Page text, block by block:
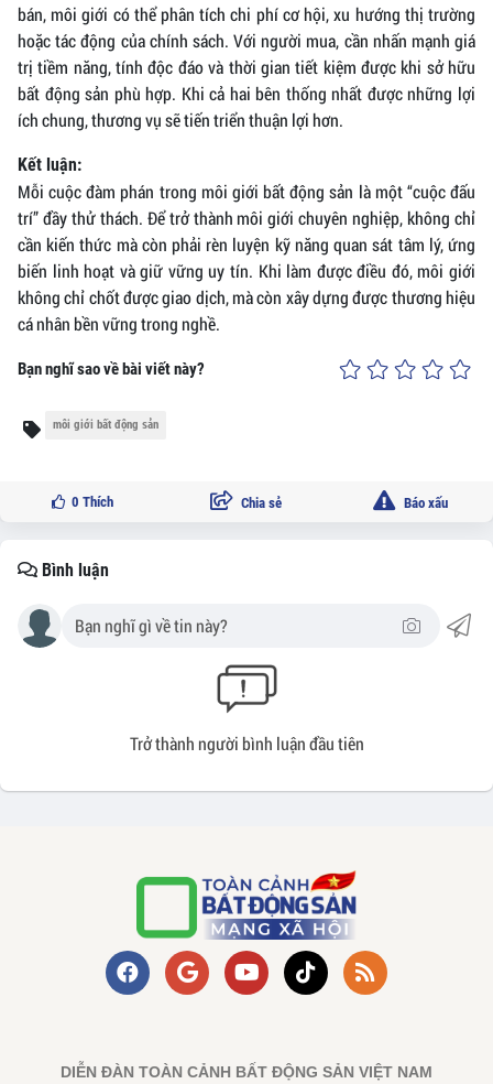
bán, môi giới có thể phân tích chi phí cơ hội, xu hướng thị trường
hoặc tác động của chính sách. Với người mua, cần nhấn mạnh giá
trị tiềm năng, tính độc đáo và thời gian tiết kiệm được khi sở hữu
bất động sản phù hợp. Khi cả hai bên thống nhất được những lợi
ích chung, thương vụ sẽ tiến triển thuận lợi hơn.
Kết luận:
Mỗi cuộc đàm phán trong môi giới bất động sản là một “cuộc đấu
trí” đầy thử thách. Để trở thành môi giới chuyên nghiệp, không chỉ
cần kiến thức mà còn phải rèn luyện kỹ năng quan sát tâm lý, ứng
biến linh hoạt và giữ vững uy tín. Khi làm được điều đó, môi giới
không chỉ chốt được giao dịch, mà còn xây dựng được thương hiệu
cá nhân bền vững trong nghề.
Bạn nghĩ sao về bài viết này?
môi giới bất động sản
0 Thích Chia sẻ Báo xấu
Bình luận
Trở thành người bình luận đầu tiên
DIỄN ĐÀN TOÀN CẢNH BẤT ĐỘNG SẢN VIỆT NAM